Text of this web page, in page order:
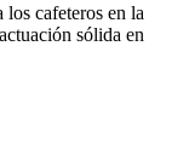
cafeteros en la
sólida en